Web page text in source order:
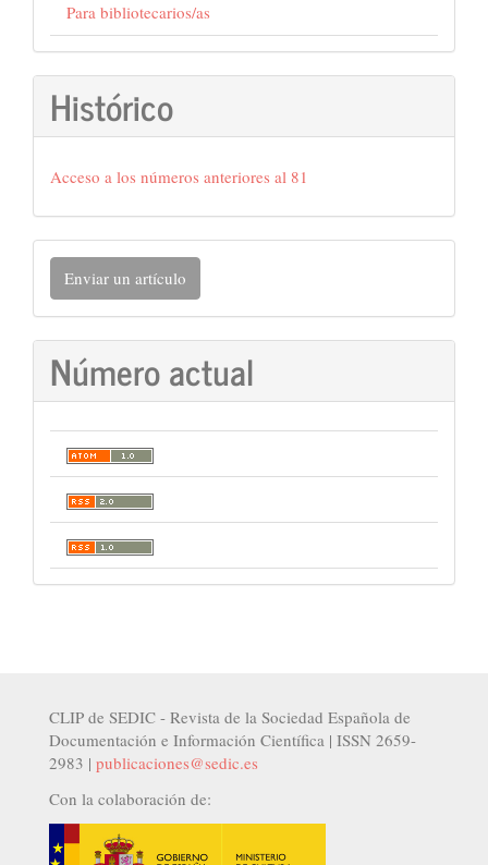
Para bibliotecarios/as
Histórico
Acceso a los números anteriores al 81
Enviar
un
artículo
Enviar un artículo
Número actual
CLIP de SEDIC - Revista de la Sociedad Española de
Documentación e Información Científica | ISSN 2659-
2983 | publicaciones@sedic.es
Con la colaboración de: